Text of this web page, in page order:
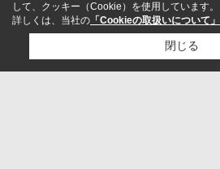
して、クッキー（Cookie）を使用しています。
詳しくは、当社の 「Cookieの取扱いについて」
閉じる